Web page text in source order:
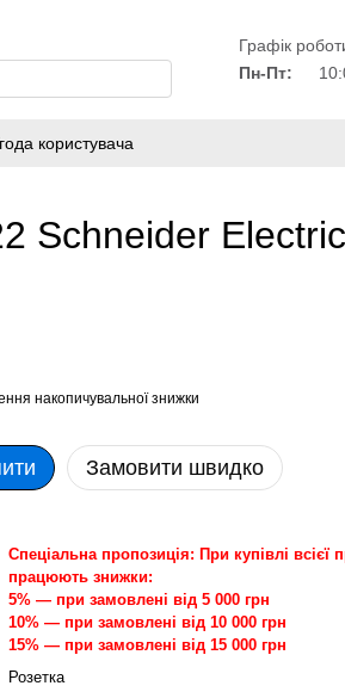
Графік
Пн-Пт:
користувача
Schneider Electric
накопичувальної знижки
Замовити швидко
Спеціальна пропозиція: При купівлі всієї
працюють знижки:
5% — при замовлені від 5 000 грн
10% — при замовлені від 10 000 грн
15% — при замовлені від 15 000 грн
Розетка